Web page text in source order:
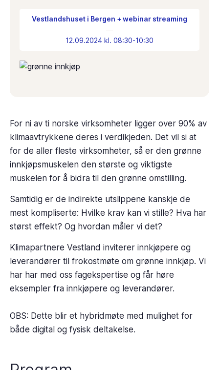
Vestlandshuset i Bergen + webinar streaming
12.09.2024 kl. 08:30-10:30
For ni av ti norske virksomheter ligger over 90% av
klimaavtrykkene deres i verdikjeden. Det vil si at
for de aller fleste virksomheter, så er den grønne
innkjøpsmuskelen den største og viktigste
muskelen for å bidra til den grønne omstilling.
Samtidig er de indirekte utslippene kanskje de
mest kompliserte: Hvilke krav kan vi stille? Hva har
størst effekt? Og hvordan måler vi det?
Klimapartnere Vestland inviterer innkjøpere og
leverandører til frokostmøte om grønne innkjøp. Vi
har har med oss fagekspertise og får høre
eksempler fra innkjøpere og leverandører.
OBS: Dette blir et hybridmøte med mulighet for
både digital og fysisk deltakelse.